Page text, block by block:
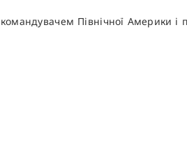
Північної Америки і